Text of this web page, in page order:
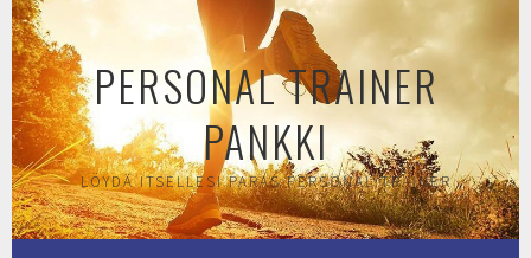
Skip
to
content
PERSONAL TRAINER
PANKKI
LÖYDÄ ITSELLESI PARAS PERSONAL TRAINER